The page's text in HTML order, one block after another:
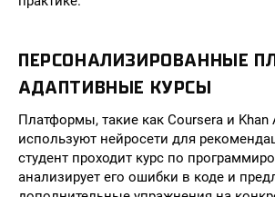
ПЕРСОНАЛИЗИРОВАННЫЕ
АДАПТИВНЫЕ КУРСЫ
Платформы, такие как Coursera и Khan
используют нейросети для
студент проходит курс по
анализирует его ошибки в коде и